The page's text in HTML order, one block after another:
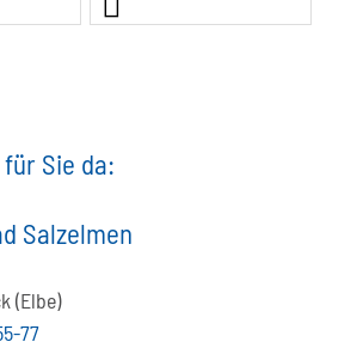
Sie da:
Salzelmen
(Elbe)
77